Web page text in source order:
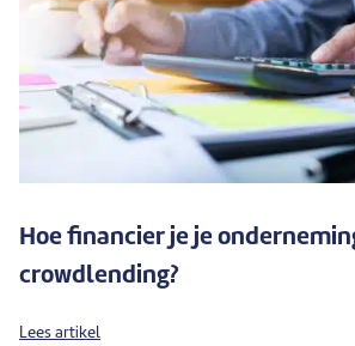
Hoe financier je je
crowdlending?
Lees artikel